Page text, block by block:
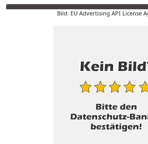
Bild: EU Advertising API License